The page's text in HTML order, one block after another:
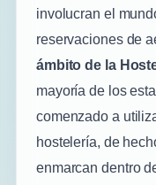
involucran el
reservaciones de
ámbito de la
mayoría de los
comenzado a
hostelería, de
enmarcan dentro